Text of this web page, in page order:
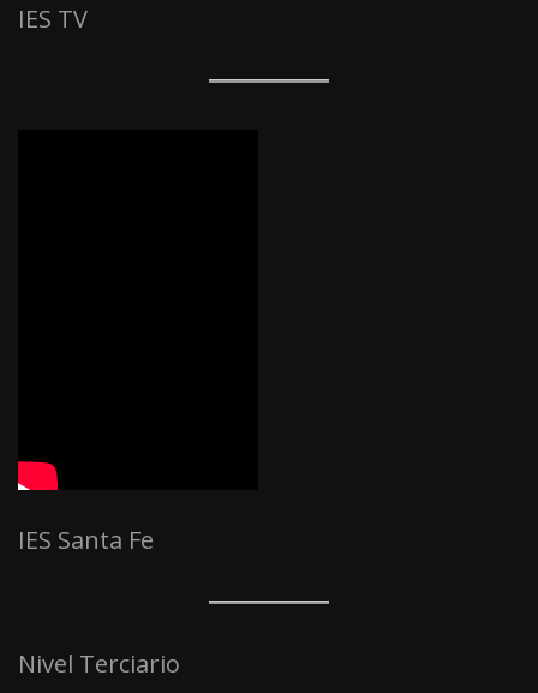
IES TV
IES Santa Fe
Nivel Terciario